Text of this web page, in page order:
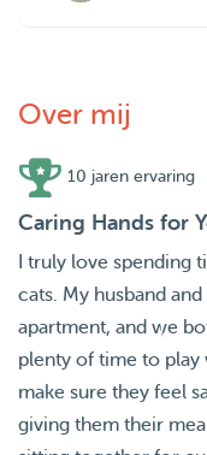
Over mij
10 jaren ervaring
Caring Hands for
I truly love spending
cats. My husband
apartment, and we
plenty of time to play
make sure they feel
giving them their